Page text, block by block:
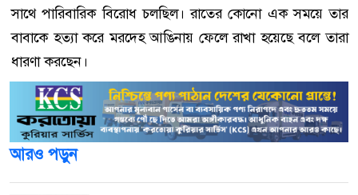
সাথে পারিবারিক বিরোধ চলছিল। রাতের কোনো এক সময়ে তার
বাবাকে হত্যা করে মরদেহ আঙিনায় ফেলে রাখা হয়েছে বলে তারা
ধারণা করছেন।
আরও পড়ুন